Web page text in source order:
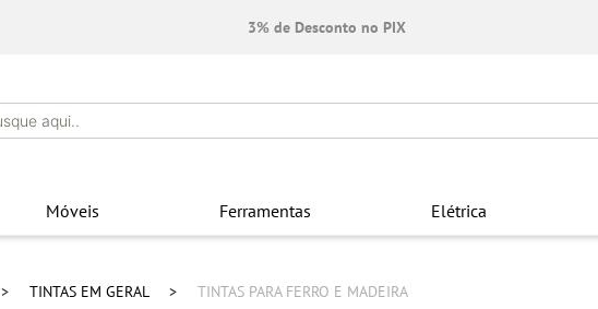
3% de Desconto no PIX
Móveis Ferramentas Elétrica
TINTAS EM GERAL TINTAS PARA FERRO E MADEIRA